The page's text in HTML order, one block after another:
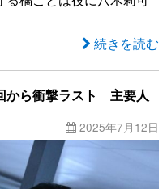
続きを読む
から衝撃ラスト 主要人
2025年7月12日